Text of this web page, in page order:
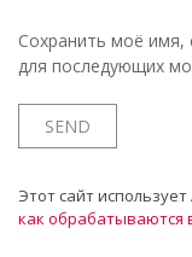
Сохранить моё имя,
для последующих
Этот сайт
как